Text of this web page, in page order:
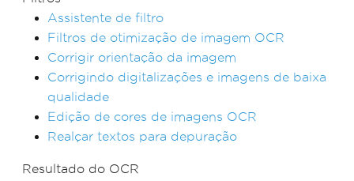
Assistente de filtro
Filtros de otimização de imagem OCR
Corrigir orientação da imagem
Corrigindo digitalizações e imagens de baixa
qualidade
Edição de cores de imagens OCR
Realçar textos para depuração
Resultado do OCR